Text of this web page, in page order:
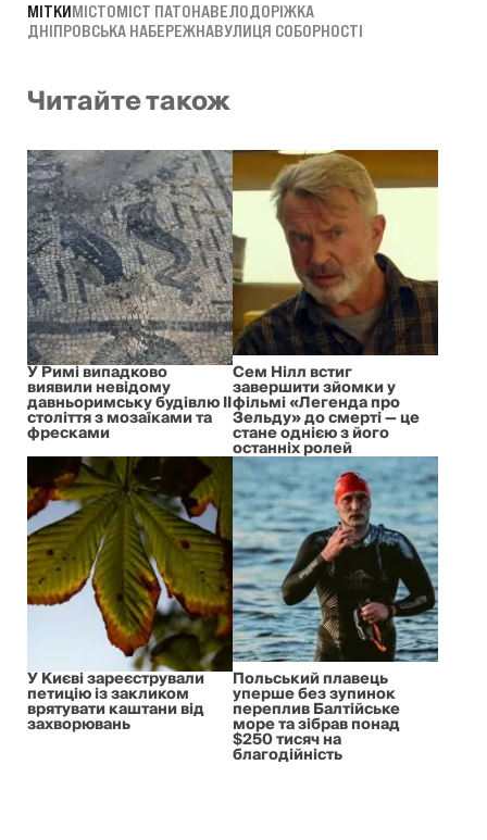
МІТКИМІСТОМІСТ ПАТОНАВЕЛОДОРІЖКА
ДНІПРОВСЬКА НАБЕРЕЖНАВУЛИЦЯ СОБОРНОСТІ
Читайте також
У Римі випадково
виявили невідому
давньоримську будівлю II
століття з мозаїками та
фресками
Сем Нілл встиг
завершити зйомки у
фільмі «Легенда про
Зельду» до смерті — це
стане однією з його
останніх ролей
У Києві зареєстрували
петицію із закликом
врятувати каштани від
захворювань
Польський плавець
уперше без зупинок
переплив Балтійське
море та зібрав понад
$250 тисяч на
благодійність